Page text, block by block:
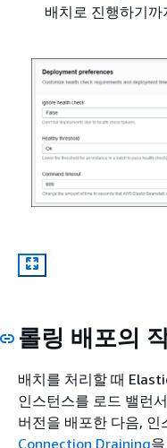
배치로 진행하기
롤링 배포의
배치를 처리할 때
인스턴스를 로드 밸런
버전을 배포한 다음,
Connection Draining